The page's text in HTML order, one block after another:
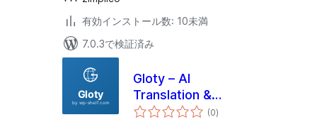
有効インストール数: 10未満
7.0.3で検証済み
Gloty – AI
Translation &
Multilingual
(0個
の)